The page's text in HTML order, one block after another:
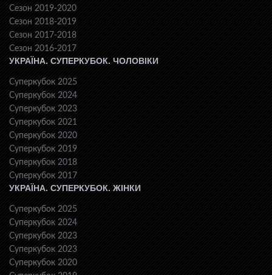
Сезон 2019-2020
Сезон 2018-2019
Сезон 2017-2018
Сезон 2016-2017
УКРАЇНА. СУПЕРКУБОК. ЧОЛОВІКИ
Суперкубок 2025
Суперкубок 2024
Суперкубок 2023
Суперкубок 2021
Суперкубок 2020
Суперкубок 2019
Суперкубок 2018
Суперкубок 2017
УКРАЇНА. СУПЕРКУБОК. ЖІНКИ
Суперкубок 2025
Суперкубок 2024
Суперкубок 2023
Суперкубок 2023
Суперкубок 2020